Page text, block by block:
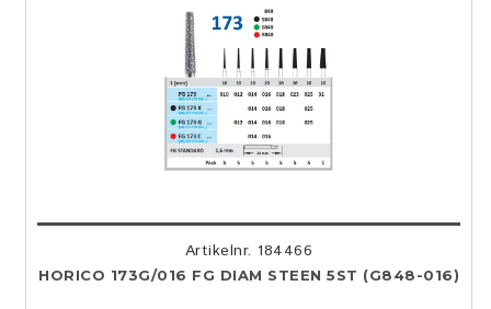
Artikelnr. 184466
HORICO 173G/016 FG DIAM STEEN 5ST (G848-016)